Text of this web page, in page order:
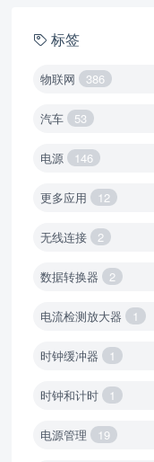
标签
物联网 386
汽车 53
电源 146
更多应用 12
无线连接 2
数据转换器 2
电流检测放大器 1
时钟缓冲器 1
时钟和计时 1
电源管理 19